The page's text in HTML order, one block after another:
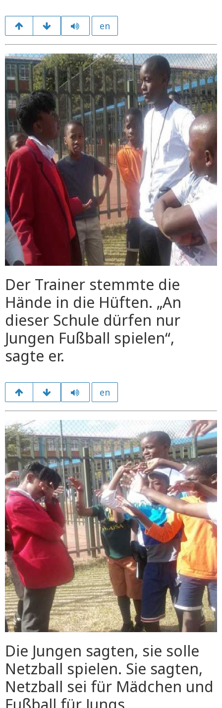
en
Der Trainer stemmte die
Hände in die Hüften. „An
dieser Schule dürfen nur
Jungen Fußball spielen“,
sagte er.
en
Die Jungen sagten, sie solle
Netzball spielen. Sie sagten,
Netzball sei für Mädchen und